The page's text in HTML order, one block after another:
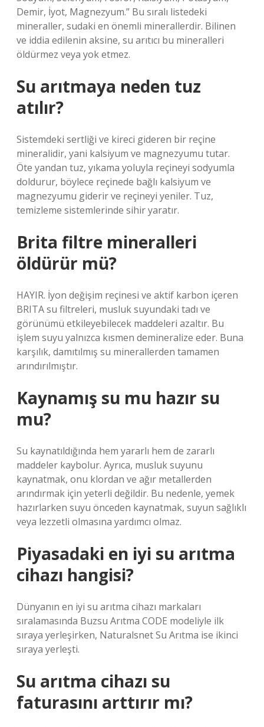
Demir, İyot, Magnezyum.” Bu sıralı listedeki
mineraller, sudaki en önemli minerallerdir. Bilinen
ve iddia edilenin aksine, su arıtıcı bu mineralleri
öldürmez veya yok etmez.
Su arıtmaya neden tuz
atılır?
Sistemdeki sertliği ve kireci gideren bir reçine
mineralidir, yani kalsiyum ve magnezyumu tutar.
Öte yandan tuz, yıkama yoluyla reçineyi sodyumla
doldurur, böylece reçinede bağlı kalsiyum ve
magnezyumu giderir ve reçineyi yeniler. Tuz,
temizleme sistemlerinde sihir yaratır.
Brita filtre mineralleri
öldürür mü?
HAYIR. İyon değişim reçinesi ve aktif karbon içeren
BRITA su filtreleri, musluk suyundaki tadı ve
görünümü etkileyebilecek maddeleri azaltır. Bu
işlem suyu yalnızca kısmen demineralize eder. Buna
karşılık, damıtılmış su minerallerden tamamen
arındırılmıştır.
Kaynamış su mu hazır su
mu?
Su kaynatıldığında hem yararlı hem de zararlı
maddeler kaybolur. Ayrıca, musluk suyunu
kaynatmak, onu klordan ve ağır metallerden
arındırmak için yeterli değildir. Bu nedenle, yemek
hazırlarken suyu önceden kaynatmak, suyun sağlıklı
veya lezzetli olmasına yardımcı olmaz.
Piyasadaki en iyi su arıtma
cihazı hangisi?
Dünyanın en iyi su arıtma cihazı markaları
sıralamasında Buzsu Arıtma CODE modeliyle ilk
sıraya yerleşirken, Naturalsnet Su Arıtma ise ikinci
sıraya yerleşti.
Su arıtma cihazı su
faturasını arttırır mı?